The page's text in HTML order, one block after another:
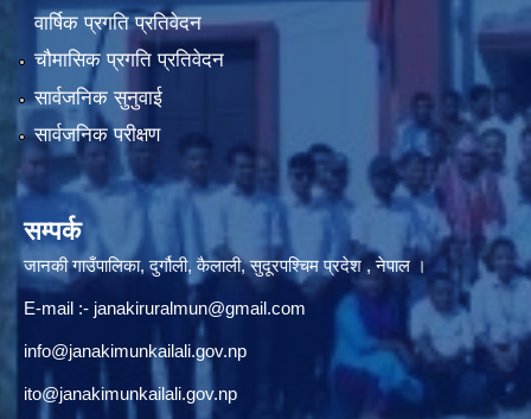
वार्षिक प्रगति प्रतिवेदन
चौमासिक प्रगति प्रतिवेदन
सार्वजनिक सुनुवाई
सार्वजनिक परीक्षण
सम्पर्क
जानकी गाउँपालिका, दुर्गौली, कैलाली, सुदूरपश्चिम प्रदेश , नेपाल ।
E-mail :- janakiruralmun@gmail.com
info@janakimunkailali.gov.np
ito@janakimunkailali.gov.np